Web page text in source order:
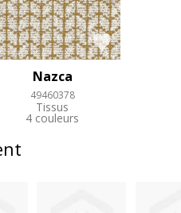
Nazca
49460378
Tissus
4 couleurs